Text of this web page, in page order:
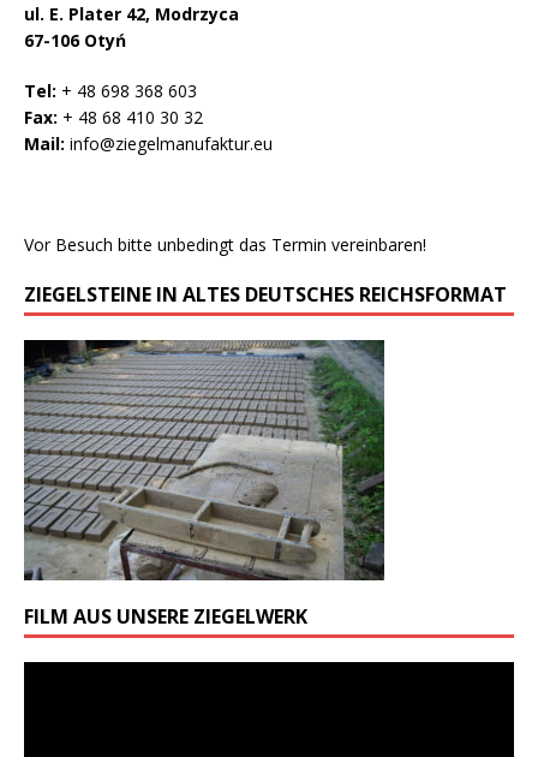
ul. E. Plater 42, Modrzyca
67-106 Otyń
Tel: + 48 698 368 603
Fax: + 48 68 410 30 32
Mail: info@ziegelmanufaktur.eu
Vor Besuch bitte unbedingt das Termin vereinbaren!
ZIEGELSTEINE IN ALTES DEUTSCHES REICHSFORMAT
FILM AUS UNSERE ZIEGELWERK